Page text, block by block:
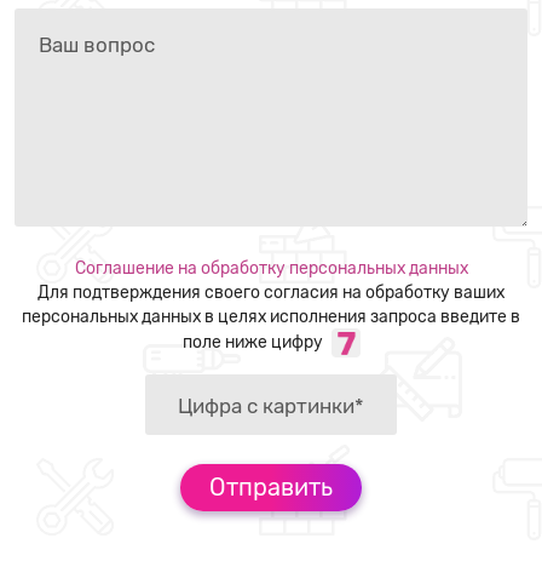
Соглашение на обработку персональных данных
Для подтверждения своего согласия на обработку ваших
персональных данных в целях исполнения запроса введите в
поле ниже цифру